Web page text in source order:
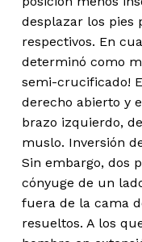
desplazar los pies
respectivos. En
determinó como
semi-crucificado!
derecho abierto y
brazo izquierdo,
muslo. Inversión
Sin embargo, dos
cónyuge de un
fuera de la cama
resueltos. A los